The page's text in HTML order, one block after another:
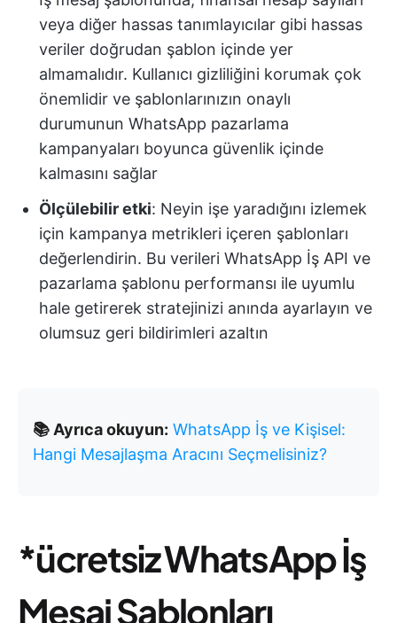
veya diğer hassas tanımlayıcılar gibi hassas
veriler doğrudan şablon içinde yer
almamalıdır. Kullanıcı gizliliğini korumak çok
önemlidir ve şablonlarınızın onaylı
durumunun WhatsApp pazarlama
kampanyaları boyunca güvenlik içinde
kalmasını sağlar
Ölçülebilir etki: Neyin işe yaradığını izlemek
için kampanya metrikleri içeren şablonları
değerlendirin. Bu verileri WhatsApp İş API ve
pazarlama şablonu performansı ile uyumlu
hale getirerek stratejinizi anında ayarlayın ve
olumsuz geri bildirimleri azaltın
📚 Ayrıca okuyun: WhatsApp İş ve Kişisel:
Hangi Mesajlaşma Aracını Seçmelisiniz?
*ücretsiz WhatsApp İş
Mesaj Şablonları